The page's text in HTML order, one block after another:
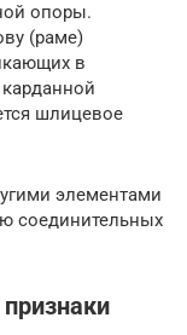
опоры.
(раме)
в
шлицевое
элементами
соединительных